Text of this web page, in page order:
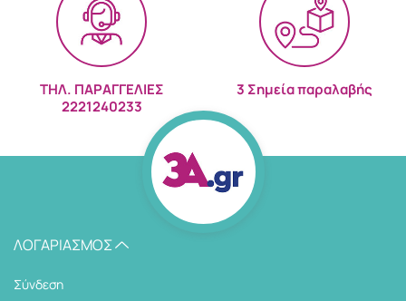
ΤΗΛ. ΠΑΡΑΓΓΕΛΙΕΣ
2221240233
3 Σημεία παραλαβής
ΛΟΓΑΡΙΑΣΜΌΣ
Σύνδεση